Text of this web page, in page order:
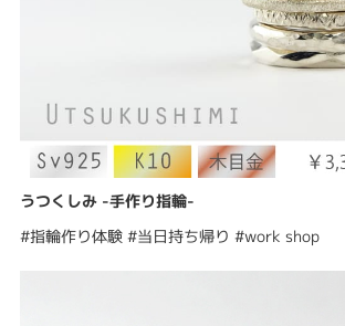
うつくしみ -手作り指輪-
#指輪作り体験 #当日持ち帰り #work shop